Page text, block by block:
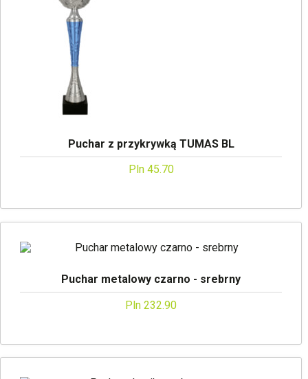
Puchar z przykrywką TUMAS BL
Pln 45.70
Puchar metalowy czarno - srebrny
Pln 232.90